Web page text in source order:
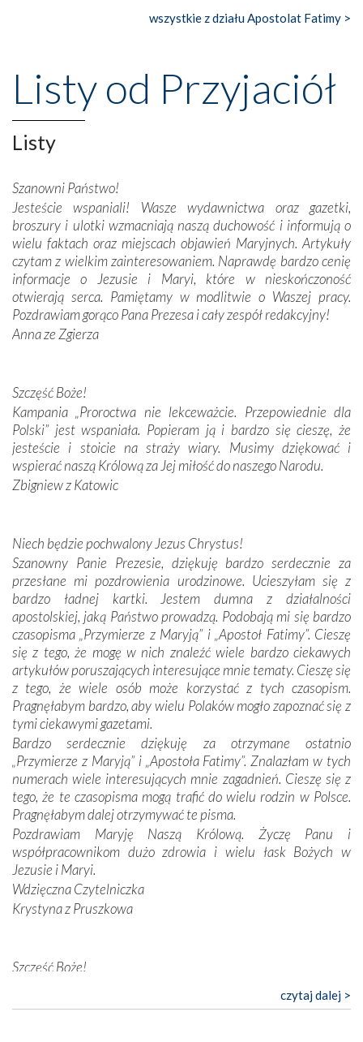
Nasze pielgrzymkowe wyprawy, których celem były
wznoszono na chwałę Bożą, na przykład – w podzięce za
Opatrznościową pomoc w wygranej bitwie o
niepodległość kraju. Zachwyt budziła potężna, a zarazem
misterna architektura tych monumentalnych dzieł,
wspaniałe zdobienia, dbałość ich twórców o detale,
budowniczych.
Podążyliśmy też śladami fatimskich wizjonerów – Łucji
dos Santos oraz świętych Hiacynty i Franciszka Marto.
Modliliśmy się przy ich grobach. Odprawiliśmy Drogę
Krzyżową w ich rodzinnych stronach, odwiedziliśmy
domy, w których żyli.
W miejscu objawień Matki Bożej zapaliliśmy świece
Podczas tej kilkudniowej wyprawy na każdym kroku
spotykaliśmy się z serdeczną otwartością
Portugalczyków. Podziwialiśmy ich ludową sztukę i
zwyczaje. Mimo że nasze kraje są od siebie bardzo
oddalone, w żaden sposób nie czuliśmy się obco.
Sprawiła to oczywiście sama Matka Boża, ale też
kulturowa bliskość biorąca swój początek w naszej
mieliśmy okazję przekonać się, że Maryja swoją opieką
otacza nie tylko nasz naród, lecz wszystkie nacje, które
się Jej ufnie oddają, a także każdą osobę, która zawierza
Jej siebie oraz swych bliskich.
Dzieje Portugalii to również historia wierności Bogu i
odstępstw, także w życiu władców. Trudne momenty w
wymiarze tak osobistym, jak i zbiorowym, przypominają o
konieczności ciągłego zabiegania o własną duszę i o łaskę
Opatrzności. Wierność przynosi pomyślność –
przynajmniej w życiu duchowym. Odstępstwo owocuje
nieszczęściem i śmiercią. Te uniwersalne prawdy
przychodziły na myśl, gdy słuchaliśmy opowieści
przewodników o portugalskich monarchach i wodzach,
zwycięskich bitwach i nieszczęśliwych losach grzesznych
kochanków.
Byli tym razem pośród Apostołów Fatimy reprezentanci
każdego spośród żyjących pokoleń. Najmłodszy uczestnik
liczył sobie 13 lat, zaś senior, pan Zdzisław – już 94.
Całe życie marzyłem, by tu przyjechać
Nasza pielgrzymka nie byłaby tak bogata w duchową treść
Oprócz zapewnienia nam możliwości codziennego
wszystkie z działu Apostolat Fatimy >
Listy od Przyjaciół
Listy
Szanowni Państwo!
Jesteście wspaniali! Wasze wydawnictwa oraz gazetki,
broszury i ulotki wzmacniają naszą duchowość i informują o
wielu faktach oraz miejscach objawień Maryjnych. Artykuły
czytam z wielkim zainteresowaniem. Naprawdę bardzo cenię
informacje o Jezusie i Maryi, które w nieskończoność
otwierają serca. Pamiętamy w modlitwie o Waszej pracy.
Pozdrawiam gorąco Pana Prezesa i cały zespół redakcyjny!
Anna ze Zgierza
Szczęść Boże!
Kampania „Proroctwa nie lekceważcie. Przepowiednie dla
Polski” jest wspaniała. Popieram ją i bardzo się cieszę, że
jesteście i stoicie na straży wiary. Musimy dziękować i
wspierać naszą Królową za Jej miłość do naszego Narodu.
Zbigniew z Katowic
Niech będzie pochwalony Jezus Chrystus!
Szanowny Panie Prezesie, dziękuję bardzo serdecznie za
przesłane mi pozdrowienia urodzinowe. Ucieszyłam się z
bardzo ładnej kartki. Jestem dumna z działalności
apostolskiej, jaką Państwo prowadzą. Podobają mi się bardzo
czasopisma „Przymierze z Maryją” i „Apostoł Fatimy”. Cieszę
się z tego, że mogę w nich znaleźć wiele bardzo ciekawych
artykułów poruszających interesujące mnie tematy. Cieszę się
z tego, że wiele osób może korzystać z tych czasopism.
Pragnęłabym bardzo, aby wielu Polaków mogło zapoznać się z
tymi ciekawymi gazetami.
Bardzo serdecznie dziękuję za otrzymane ostatnio
„Przymierze z Maryją” i „Apostoła Fatimy”. Znalazłam w tych
numerach wiele interesujących mnie zagadnień. Cieszę się z
tego, że te czasopisma mogą trafić do wielu rodzin w Polsce.
Pragnęłabym dalej otrzymywać te pisma.
Pozdrawiam Maryję Naszą Królową. Życzę Panu i
współpracownikom dużo zdrowia i wielu łask Bożych w
Jezusie i Maryi.
Wdzięczna Czytelniczka
Krystyna z Pruszkowa
Szczęść Boże!
to pismo, które bardzo sobie cenię i szanuję. Redagujecie
czytaj dalej >